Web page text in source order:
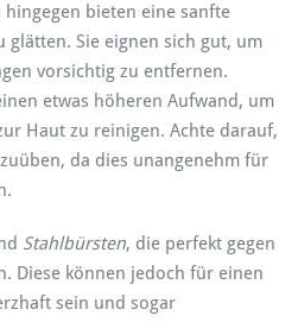
bieten eine sanfte
glätten. Sie eignen sich gut, um
vorsichtig zu entfernen.
etwas höheren Aufwand, um
Haut zu reinigen. Achte darauf,
da dies unangenehm für
Stahlbürsten, die perfekt gegen
Diese können jedoch für einen
sein und sogar